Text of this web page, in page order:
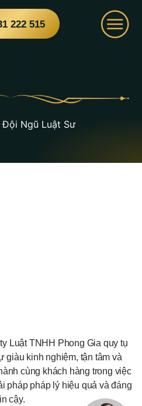
222 515
Đội Ngũ Luật Sư
Luật TNHH Phong Gia quy tụ
giàu kinh nghiệm, tận tâm và
cùng khách hàng trong việc
pháp pháp lý hiệu quả và đáng
cậy.